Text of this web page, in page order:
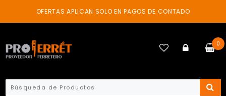
content
OFERTAS APLICAN SOLO EN PAGOS DE CONTADO
0